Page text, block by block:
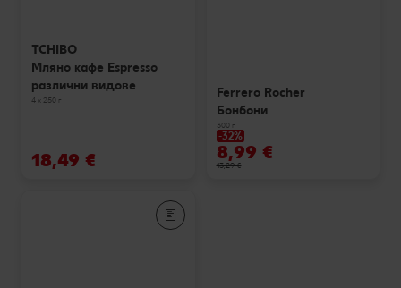
TCHIBO
Мляно кафе Espresso
различни видове
4 х 250 г
18,49 €
Ferrero Rocher
Бонбони
300 г
-32%
8,99 €
13,29 €